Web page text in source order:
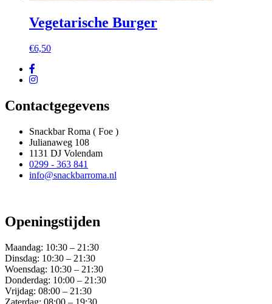
Vegetarische Burger
€6,50
Contactgegevens
Snackbar Roma ( Foe )
Julianaweg 108
1131 DJ Volendam
0299 - 363 841
info@snackbarroma.nl
Openingstijden
Maandag: 10:30 – 21:30
Dinsdag: 10:30 – 21:30
Woensdag: 10:30 – 21:30
Donderdag: 10:00 – 21:30
Vrijdag: 08:00 – 21:30
Zaterdag: 08:00 – 19:30